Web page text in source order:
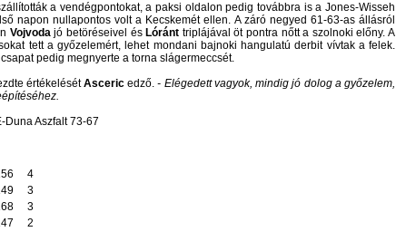
a vendégpontokat, a paksi oldalon pedig továbbra is a Jones-Wisseh
napon nullapontos volt a Kecskemét ellen. A záró negyed 61-63-as állásról
Vojvodajó betöréseivel és Lóránt triplájával öt pontra nőtt a szolnoki előny. A
tett a győzelemért, lehet mondani bajnoki hangulatú derbit vívtak a felek.
pedig megnyerte a torna slágermeccsét.
értékelésétAsceric edző.- Elégedett vagyok, mindig jó dolog a győzelem,
Duna Aszfalt 73-67
4
3
3
2